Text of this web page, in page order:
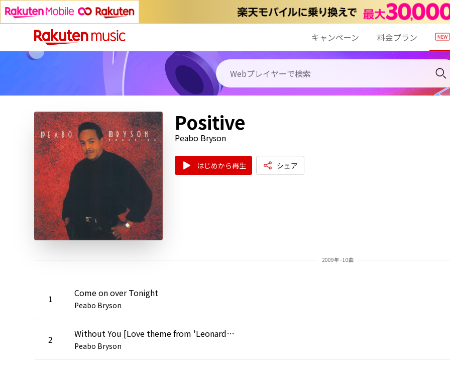
キャンペーン 料金プラン
Positive
Peabo Bryson
はじめから再生 シェア
2009年 - 10曲
1 Come on over Tonight
Peabo Bryson
2 Without You [Love theme from 'Leonard Part 6' duet with Regina Belle]
Peabo Bryson